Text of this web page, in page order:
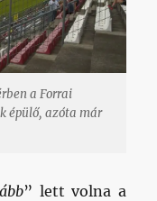
a Forrai
épülő, azóta már
” lett volna a